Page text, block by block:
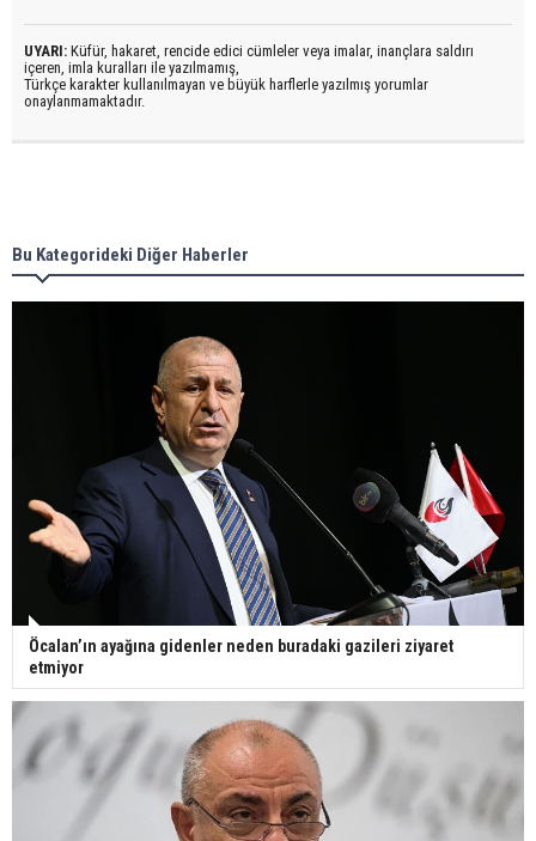
UYARI: Küfür, hakaret, rencide edici cümleler veya imalar, inançlara saldırı
içeren, imla kuralları ile yazılmamış,
Türkçe karakter kullanılmayan ve büyük harflerle yazılmış yorumlar
onaylanmamaktadır.
Bu Kategorideki Diğer Haberler
Öcalan’ın ayağına gidenler neden buradaki gazileri ziyaret
etmiyor